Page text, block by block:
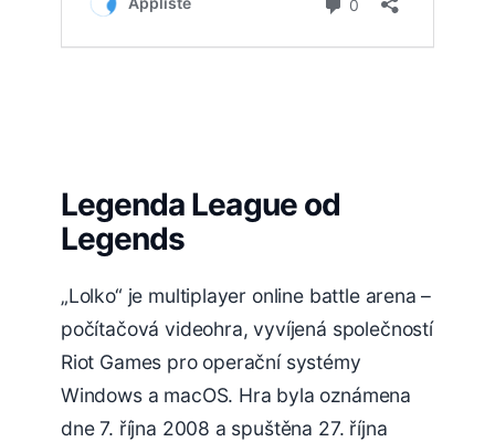
Legenda League od
Legends
„Lolko“ je multiplayer online battle arena –
počítačová videohra, vyvíjená společností
Riot Games pro operační systémy
Windows a macOS. Hra byla oznámena
dne 7. října 2008 a spuštěna 27. října